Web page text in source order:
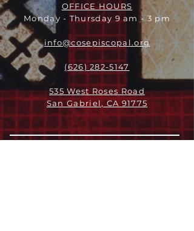
OFFICE HOURS
Monday - Thursday 9 am - 3 pm
info@cosepiscopal.org
(626) 282-5147
535 West Roses Road
San Gabriel, CA 91775